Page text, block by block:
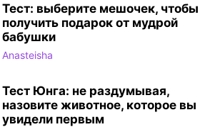
Тест: выберите мешочек, чтобы
получить подарок от мудрой
бабушки
Anasteisha
Тест Юнга: не раздумывая,
назовите животное, которое вы
увидели первым